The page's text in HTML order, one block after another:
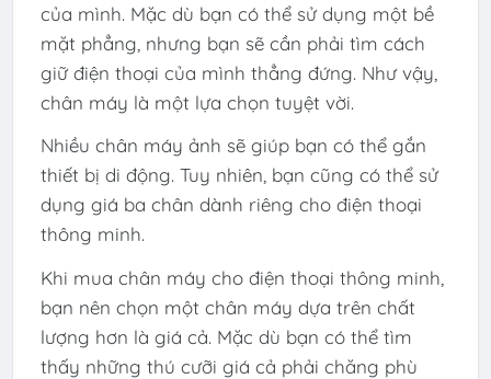
của mình. Mặc dù bạn có thể sử dụng một bề
mặt phẳng, nhưng bạn sẽ cần phải tìm cách
giữ điện thoại của mình thẳng đứng. Như vậy,
chân máy là một lựa chọn tuyệt vời.
Nhiều chân máy ảnh sẽ giúp bạn có thể gắn
thiết bị di động. Tuy nhiên, bạn cũng có thể sử
dụng giá ba chân dành riêng cho điện thoại
thông minh.
Khi mua chân máy cho điện thoại thông minh,
bạn nên chọn một chân máy dựa trên chất
lượng hơn là giá cả. Mặc dù bạn có thể tìm
thấy những thú cưỡi giá cả phải chăng phù